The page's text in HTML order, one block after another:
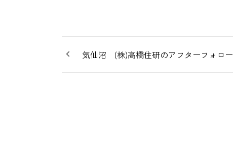
気仙沼 (株)高橋住研のアフターフォロー